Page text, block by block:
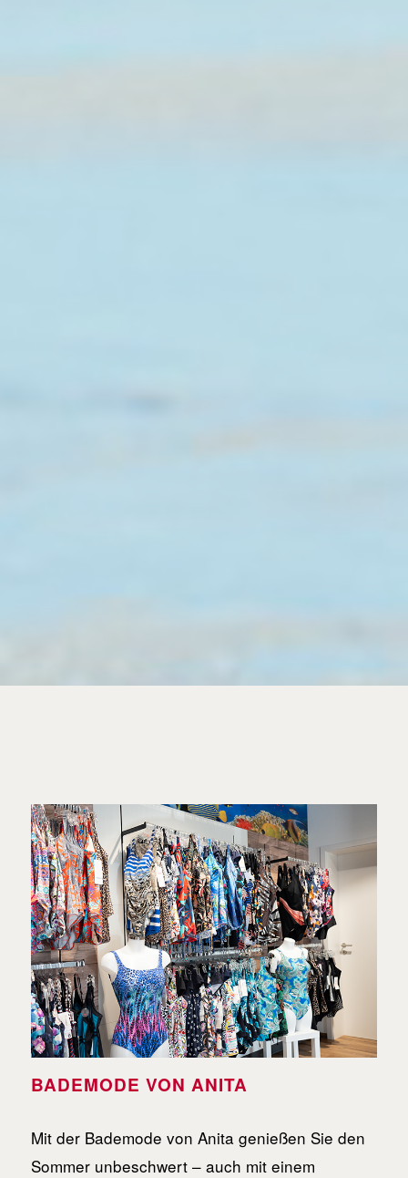
BADEMODE VON ANITA
Mit der Bademode von Anita genießen Sie den
Sommer unbeschwert – auch mit einem